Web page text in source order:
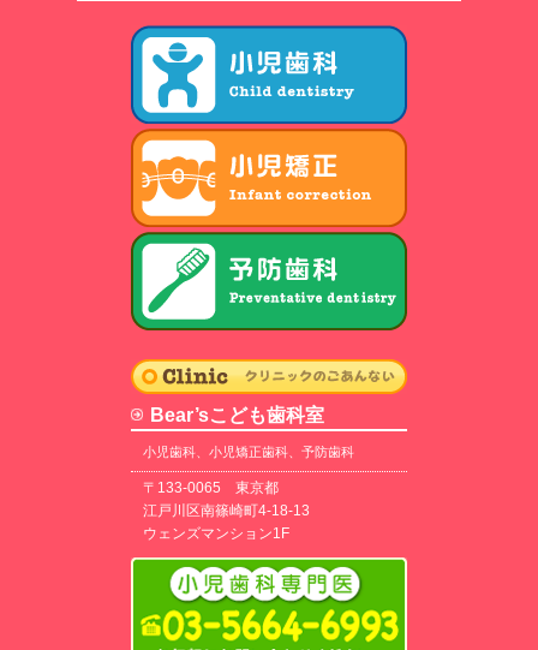
Bear’sこども歯科室
小児歯科、小児矯正歯科、予防歯科
〒133-0065 東京都
江戸川区南篠崎町4-18-13
ウェンズマンション1F